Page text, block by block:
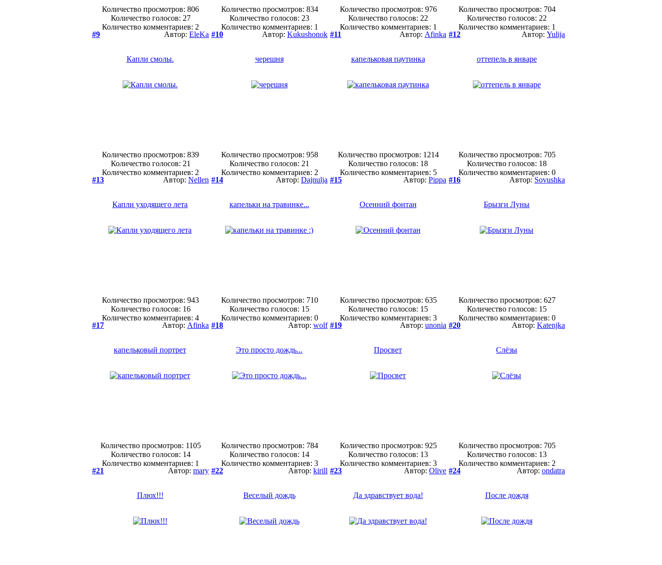
Количество просмотров: 806
Количество голосов: 27
Количество комментариев: 2
Количество просмотров: 834
Количество голосов: 23
Количество комментариев: 1
Количество просмотров: 976
Количество голосов: 22
Количество комментариев: 1
Количество просмотров: 704
Количество голосов: 22
Количество комментариев: 1
#9
Автор: EleKa
Капли смолы.
Количество просмотров: 839
Количество голосов: 21
Количество комментариев: 2
#10 Автор: Kukushonok
черешня
Количество просмотров: 958
Количество голосов: 21
Количество комментариев: 2
#11 Автор: Afinka
капельковая паутинка
Количество просмотров: 1214
Количество голосов: 18
Количество комментариев: 5
#12 Автор: Yulija
оттепель в январе
Количество просмотров: 705
Количество голосов: 18
Количество комментариев: 0
#13
Автор: Nellen
Капли уходящего лета
Количество просмотров: 943
Количество голосов: 16
Количество комментариев: 4
#14 Автор: Dajnulja
капельки на травинке...
Количество просмотров: 710
Количество голосов: 15
Количество комментариев: 0
#15 Автор: Pippa
Осенний фонтан
Количество просмотров: 635
Количество голосов: 15
Количество комментариев: 3
#16 Автор: Sovushka
Брызги Луны
Количество просмотров: 627
Количество голосов: 15
Количество комментариев: 0
#17
Автор: Afinka
капельковый портрет
Количество просмотров: 1105
Количество голосов: 14
Количество комментариев: 1
#18 Автор: wolf
Это просто дождь...
Количество просмотров: 784
Количество голосов: 14
Количество комментариев: 3
#19 Автор: unonia
Просвет
Количество просмотров: 925
Количество голосов: 13
Количество комментариев: 3
#20 Автор: Katenjka
Слёзы
Количество просмотров: 705
Количество голосов: 13
Количество комментариев: 2
#21
Автор: mary
Плюх!!!
#22 Автор: kirill
Веселый дождь
#23 Автор: Olive
Да здравствует вода!
#24 Автор: ondatra
После дождя